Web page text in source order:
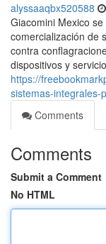
alyssaaqbx520588
Giacomini Mexico
comercialización de
contra
dispositivos y
https://
sistemas-integrales-
Comments
Comments
Submit a Comment
No HTML